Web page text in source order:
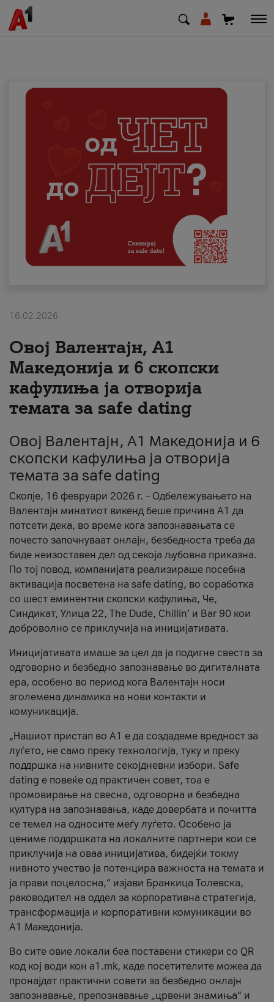
Деловни
Поддршка
Надополни кредит
Плати сметка
#ПодобарОнлајн
16.02.2026
Овој Валентајн, A1
Македонија и 6 скопски
кафулиња ја отворија
темата за safe dating
Овој Валентајн, A1 Македонија и 6
скопски кафулиња ја отворија
темата за safe dating
Скопје, 16 февруари 2026 г. – Одбележувањето на
Валентајн минатиот викенд беше причина А1 да
потсети дека, во време кога запознавањата се
почесто започнуваат онлајн, безбедноста треба да
биде неизоставен дел од секоја љубовна приказна.
По тој повод, компанијата реализираше посебна
активација посветена на safe dating, во соработка
со шест еминентни скопски кафулиња, Че,
Синдикат, Улица 22, The Dude, Chillin’ и Bar 90 кои
доброволно се приклучија на иницијативата.
Иницијативата имаше за цел да ја подигне свеста за
одговорно и безбедно запознавање во дигиталната
ера, особено во период кога Валентајн носи
зголемена динамика на нови контакти и
комуникација.
„Нашиот пристап во А1 е да создадеме вредност за
луѓето, не само преку технологија, туку и преку
поддршка на нивните секојдневни избори. Safe
dating е повеќе од практичен совет, тоа е
промовирање на свесна, одговорна и безбедна
култура на запознавања, каде довербата и почитта
се темел на односите меѓу луѓето. Особено ја
цениме поддршката на локалните партнери кои се
приклучија на оваа иницијатива, бидејќи токму
нивното учество ја потенцира важноста на темата и
ја прави поцелосна,“ изјави Бранкица Толевска,
раководител на оддел за корпоративна стратегија,
трансформација и корпоративни комуникации во
А1 Македонија.
Во сите овие локали беа поставени стикери со QR
код кој води кон a1.mk, каде посетителите можеа да
пронајдат практични совети за безбедно онлајн
запознавање, препознавање „црвени знамиња“ и